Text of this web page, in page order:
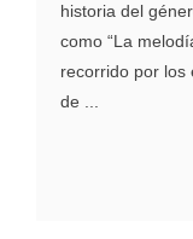
historia del
como “La
recorrido por los
de ...